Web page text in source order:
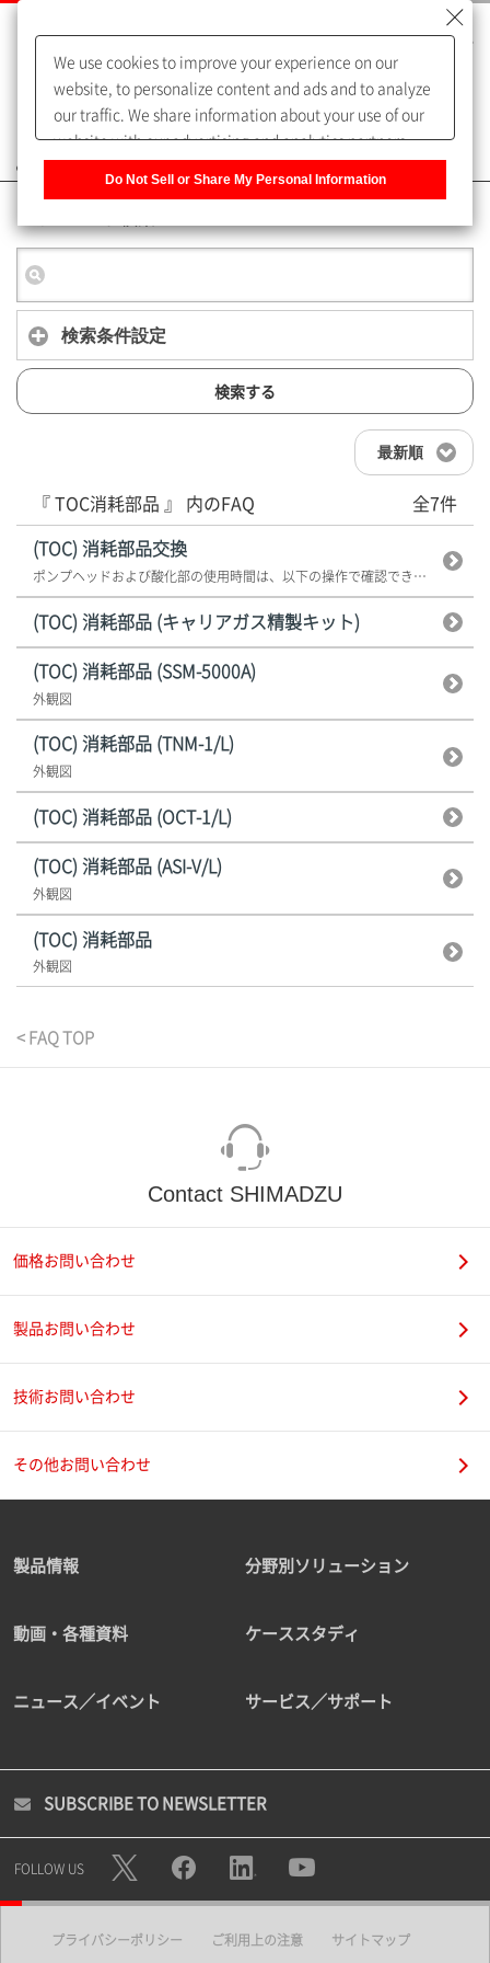
よくあるご質問（FAQ）
検索条件設定
検索する
最新順
『 TOC消耗部品 』 内のFAQ 全7件
(TOC) 消耗部品交換
ポンプヘッドおよび酸化部の使用時間は、以下の操作で確認できます。 ...
(TOC) 消耗部品 (キャリアガス精製キット)
(TOC) 消耗部品 (SSM-5000A)
外観図
(TOC) 消耗部品 (TNM-1/L)
外観図
(TOC) 消耗部品 (OCT-1/L)
(TOC) 消耗部品 (ASI-V/L)
外観図
(TOC) 消耗部品
外観図
< FAQ TOP
Contact SHIMADZU
価格お問い合わせ
製品お問い合わせ
技術お問い合わせ
その他お問い合わせ
製品情報 分野別ソリューション
動画・各種資料 ケーススタディ
ニュース／イベント サービス／サポート
SUBSCRIBE TO NEWSLETTER
FOLLOW US
プライバシーポリシー ご利用上の注意 サイトマップ
We use cookies to improve your experience on our
website, to personalize content and ads and to analyze
our traffic. We share information about your use of our
website with our advertising and analytics partners,
of our sharing information about you with our partners.
Information] to customize your cookie settings on our
website. Privacy Policy
Do Not Sell or Share My Personal Information